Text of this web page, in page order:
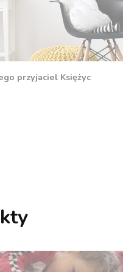
przyjaciel Księżyc